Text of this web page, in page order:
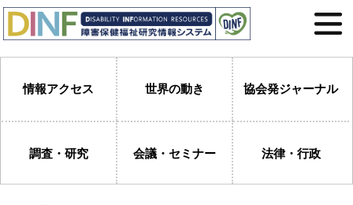
情報アクセス 世界の動き 協会発ジャーナル
調査・研究 会議・セミナー 法律・行政